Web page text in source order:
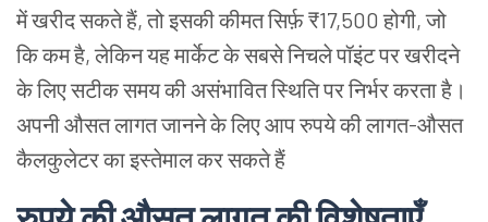
में खरीद सकते हैं, तो इसकी कीमत सिर्फ़ ₹17,500 होगी, जो
कि कम है, लेकिन यह मार्केट के सबसे निचले पॉइंट पर खरीदने
के लिए सटीक समय की असंभावित स्थिति पर निर्भर करता है।
अपनी औसत लागत जानने के लिए आप रुपये की लागत-औसत
कैलकुलेटर का इस्तेमाल कर सकते हैं